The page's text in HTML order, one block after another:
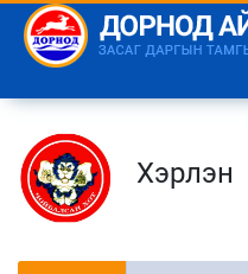
Хэрлэн